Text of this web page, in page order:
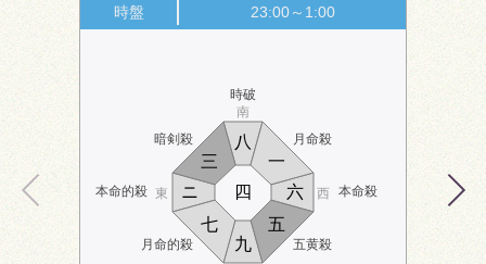
時盤 23:00～1:00
暗剣殺
時破
月命殺
本命的殺 本命殺
月命的殺 五黄殺
南
東 西
九
一
ニ
三
四
五
六
七
八